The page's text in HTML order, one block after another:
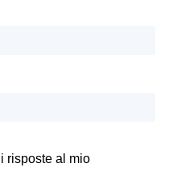
risposte al mio